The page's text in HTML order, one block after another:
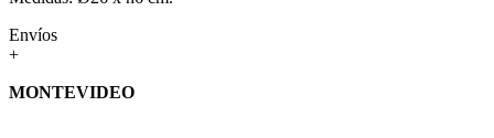
Envíos
+
MONTEVIDEO